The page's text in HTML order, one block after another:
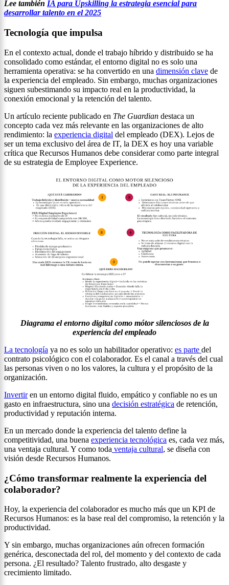
Lee también IA para Upskilling la estrategia esencial para
desarrollar talento en el 2025
Tecnología que impulsa
En el contexto actual, donde el trabajo híbrido y distribuido se ha
consolidado como estándar, el entorno digital no es solo una
herramienta operativa: se ha convertido en una dimensión clave de
la experiencia del empleado. Sin embargo, muchas organizaciones
siguen subestimando su impacto real en la productividad, la
conexión emocional y la retención del talento.
Un artículo reciente publicado en The Guardian destaca un
concepto cada vez más relevante en las organizaciones de alto
rendimiento: la experiencia digital del empleado (DEX). Lejos de
ser un tema exclusivo del área de IT, la DEX es hoy una variable
crítica que Recursos Humanos debe considerar como parte integral
de su estrategia de Employee Experience.
Diagrama el entorno digital como mótor silenciosos de la
experiencia del empleado
La tecnología ya no es solo un habilitador operativo: es parte del
contrato psicológico con el colaborador. Es el canal a través del cual
las personas viven o no los valores, la cultura y el propósito de la
organización.
Invertiren un entorno digital fluido, empático y confiable no es un
gasto en infraestructura, sino una decisión estratégica de retención,
productividad y reputación interna.
En un mercado donde la experiencia del talento define la
competitividad, una buena experiencia tecnológica es, cada vez más,
una ventaja cultural. Y como toda ventaja cultural, se diseña con
visión desde Recursos Humanos.
¿Cómo transformar realmente la experiencia del
colaborador?
Hoy, la experiencia del colaborador es mucho más que un KPI de
Recursos Humanos: es la base real del compromiso, la retención y la
productividad.
Y sin embargo, muchas organizaciones aún ofrecen formación
genérica, desconectada del rol, del momento y del contexto de cada
persona. ¿El resultado? Talento frustrado, alto desgaste y
crecimiento limitado.